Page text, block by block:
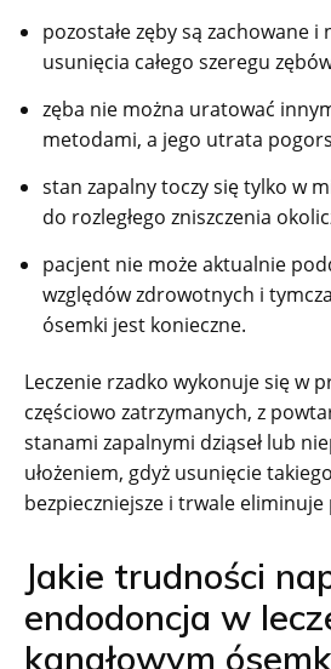
pozostałe zęby są zachowane i
usunięcia całego szeregu
zęba nie można uratować
metodami, a jego utrata
stan zapalny toczy się tylko w
do rozległego zniszczenia
pacjent nie może aktualnie
względów zdrowotnych i
ósemki jest konieczne.
Leczenie rzadko wykonuje się w
częściowo zatrzymanych, z
stanami zapalnymi dziąseł lub
ułożeniem, gdyż usunięcie
bezpieczniejsze i trwale
Jakie trudności
endodoncja w
kanałowym